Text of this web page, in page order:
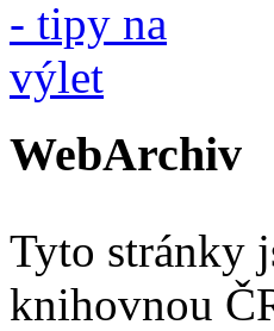
WebArchiv
Tyto stránky
knihovnou